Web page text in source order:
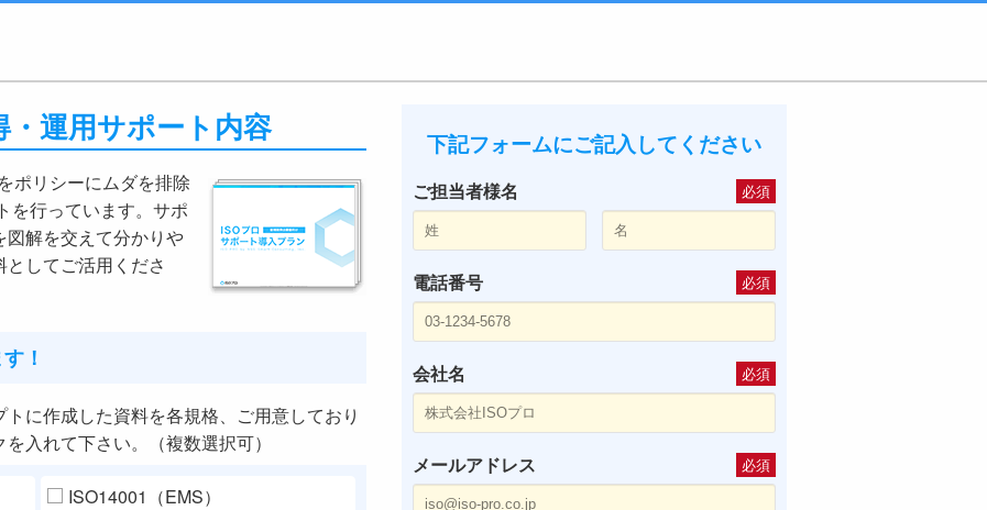
運用サポート内容
ポリシーにムダを排除
を行っています。サポ
解を交えて分かりや
してご活用くださ
！
に作成した資料を各規格、ご用意しており
入れて下さい。（複数選択可）
ISO14001（EMS）
下記フォームにご記入してください
ご担当者様名 必須
電話番号 必須
会社名 必須
メールアドレス 必須